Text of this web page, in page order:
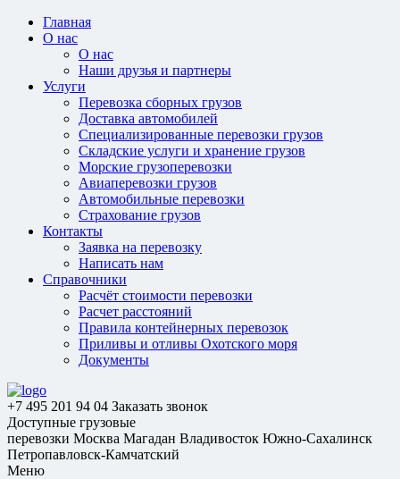
Главная
О нас
О нас
Наши друзья и партнеры
Услуги
Перевозка сборных грузов
Доставка автомобилей
Специализированные перевозки грузов
Складские услуги и хранение грузов
Морские грузоперевозки
Авиаперевозки грузов
Автомобильные перевозки
Страхование грузов
Контакты
Заявка на перевозку
Написать нам
Справочники
Расчёт стоимости перевозки
Расчет расстояний
Правила контейнерных перевозок
Приливы и отливы Охотского моря
Документы
+7 495 201 94 04 Заказать звонок
Доступные грузовые
перевозки Москва Магадан Владивосток Южно-Сахалинск
Петропавловск-Камчатский
Меню